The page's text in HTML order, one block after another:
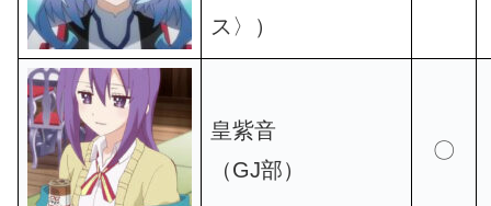
ス〉）
皇紫音
（GJ部）
〇